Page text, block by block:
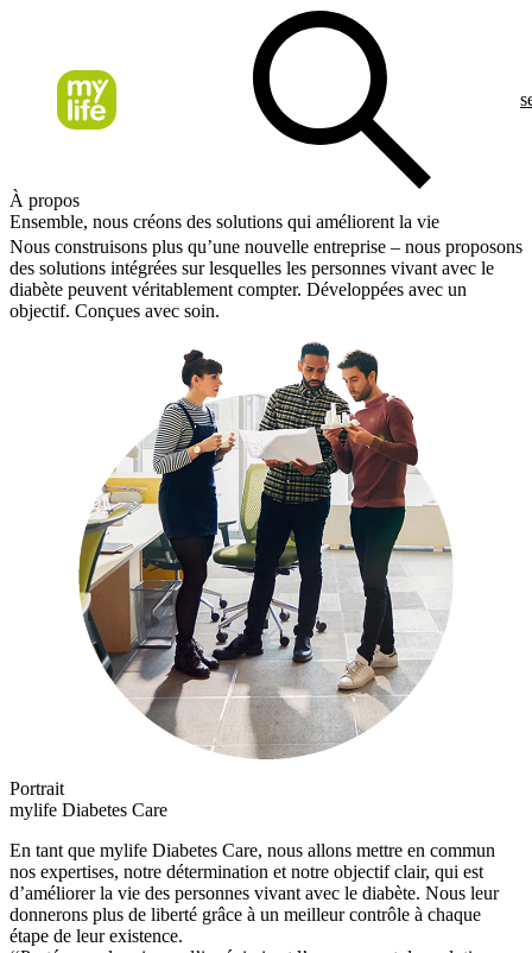
À propos
Ensemble, nous créons des solutions qui améliorent la vie
Nous construisons plus qu’une nouvelle entreprise – nous proposons
des solutions intégrées sur lesquelles les personnes vivant avec le
diabète peuvent véritablement compter. Développées avec un
objectif. Conçues avec soin.
Portrait
mylife Diabetes Care
En tant que mylife Diabetes Care, nous allons mettre en commun
nos expertises, notre détermination et notre objectif clair, qui est
d’améliorer la vie des personnes vivant avec le diabète. Nous leur
donnerons plus de liberté grâce à un meilleur contrôle à chaque
étape de leur existence.